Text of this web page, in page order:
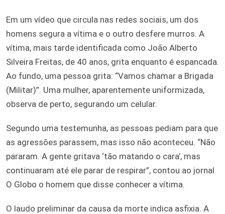
Em um vídeo que circula nas redes sociais, um dos
homens segura a vítima e o outro desfere murros. A
vítima, mais tarde identificada como João Alberto
Silveira Freitas, de 40 anos, grita enquanto é espancada.
Ao fundo, uma pessoa grita: “Vamos chamar a Brigada
(Militar)”. Uma mulher, aparentemente uniformizada,
observa de perto, segurando um celular.
Segundo uma testemunha, as pessoas pediam para que
as agressões parassem, mas isso não aconteceu. “Não
pararam. A gente gritava ‘tão matando o cara’, mas
continuaram até ele parar de respirar”, contou ao jornal
O Globo o homem que disse conhecer a vítima.
O laudo preliminar da causa da morte indica asfixia. A